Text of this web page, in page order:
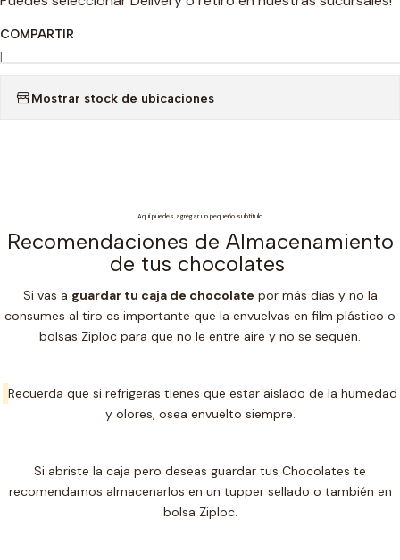
COMPARTIR
|
Mostrar stock de ubicaciones
Aquí puedes agregar un pequeño subtítulo
Recomendaciones de Almacenamiento
de tus chocolates
Si vas a guardar tu caja de chocolate por más días y no la
consumes al tiro es importante que la envuelvas en film plástico o
bolsas Ziploc para que no le entre aire y no se sequen.
Recuerda que si refrigeras tienes que estar aislado de la humedad
y olores, osea envuelto siempre.
Si abriste la caja pero deseas guardar tus Chocolates te
recomendamos almacenarlos en un tupper sellado o también en
bolsa Ziploc.